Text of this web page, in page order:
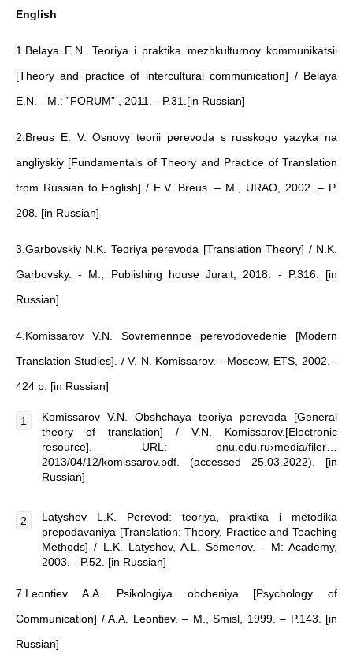
English
1.Belaya E.N. Teoriya i praktika mezhkulturnoy kommunikatsii
[Theory and practice of intercultural communication] / Belaya
E.N. - M.: ”FORUM” , 2011. - P.31.[in Russian]
2.Breus E. V. Osnovy teorii perevoda s russkogo yazyka na
angliyskiy [Fundamentals of Theory and Practice of Translation
from Russian to English] / E.V. Breus. – M., URAO, 2002. – P.
208. [in Russian]
3.Garbovskiy N.K. Teoriya perevoda [Translation Theory] / N.K.
Garbovsky. - M., Publishing house Jurait, 2018. - P.316. [in
Russian]
4.Komissarov V.N. Sovremennoe perevodovedenie [Modern
Translation Studies]. / V. N. Komissarov. - Moscow, ETS, 2002. -
424 p. [in Russian]
Komissarov V.N. Obshchaya teoriya perevoda [General
theory of translation] / V.N. Komissarov.[Electronic
resource]. URL: pnu.edu.ru›media/filer…
2013/04/12/komissarov.pdf. (accessed 25.03.2022). [in
Russian]
Latyshev L.K. Perevod: teoriya, praktika i metodika
prepodavaniya [Translation: Theory, Practice and Teaching
Methods] / L.K. Latyshev, A.L. Semenov. - M: Academy,
2003. - P.52. [in Russian]
7.Leontiev A.A. Psikologiya obcheniya [Psychology of
Communication] / A.A. Leontiev. – M., Smisl, 1999. – P.143. [in
Russian]